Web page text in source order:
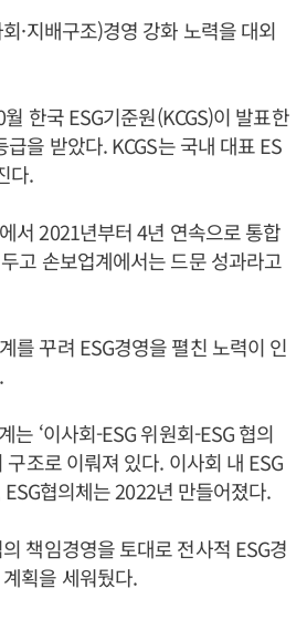
·지배구조)경영 강화 노력을 대외
한국 ESG기준원(KCGS)이 발표한
을 받았다. KCGS는 국내 대표 ES
다.
서 2021년부터 4년 연속으로 통합
고 손보업계에서는 드문 성과라고
를 꾸려 ESG경영을 펼친 노력이 인
는 ‘이사회-ESG 위원회-ESG 협의
구조로 이뤄져 있다. 이사회 내 ESG
협의체는 2022년 만들어졌다.
책임경영을 토대로 전사적 ESG경
획을 세워뒀다.